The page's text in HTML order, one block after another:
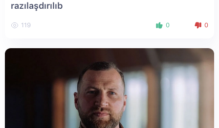
razılaşdırılıb
119 0 0